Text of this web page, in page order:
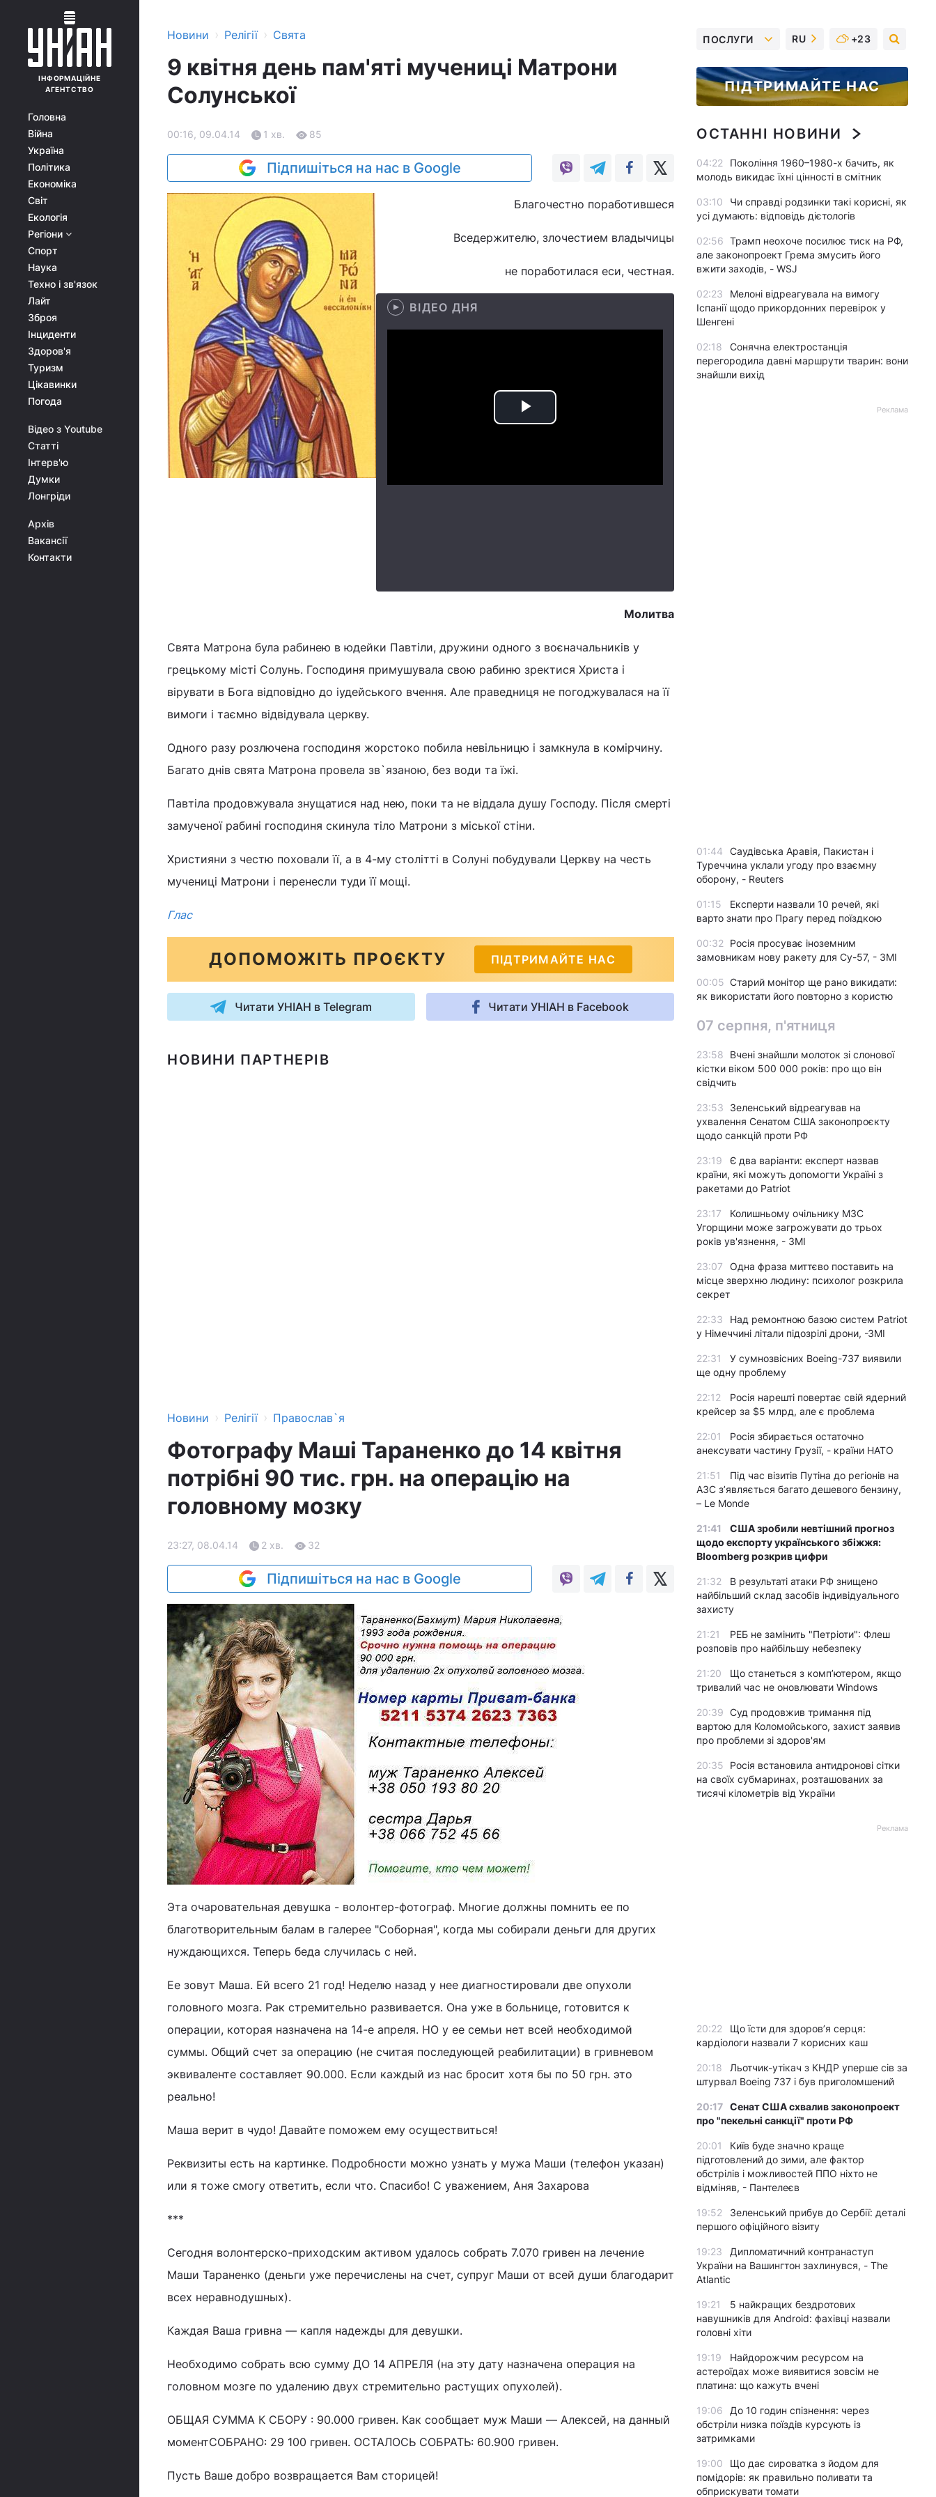
ІНФОРМАЦІЙНЕ
АГЕНТСТВО
Головна
Війна
Україна
Політика
Економіка
Світ
Екологія
Регіони
Спорт
Наука
Техно і зв'язок
Лайт
Зброя
Інциденти
Здоров'я
Туризм
Цікавинки
Погода
Відео з Youtube
Статті
Інтерв'ю
Думки
Лонгріди
Архів
Вакансії
Контакти
Новини › Релігії › Свята
9 квітня день пам'яті мучениці Матрони
Солунської
00:16, 09.04.14 1 хв. 85
Підпишіться на нас в Google
Благочестно поработившеся
Вседержителю, злочестием владычицы
не поработилася еси, честная.
ВІДЕО ДНЯ
Play
Молитва
Свята Матрона була рабинею в юдейки Павтіли, дружини одного з воєначальників у
грецькому місті Солунь. Господиня примушувала свою рабиню зректися Христа і
вірувати в Бога відповідно до іудейського вчення. Але праведниця не погоджувалася на її
вимоги і таємно відвідувала церкву.
Одного разу розлючена господиня жорстоко побила невільницю і замкнула в комірчину.
Багато днів свята Матрона провела зв`язаною, без води та їжі.
Павтіла продовжувала знущатися над нею, поки та не віддала душу Господу. Після смерті
замученої рабині господиня скинула тіло Матрони з міської стіни.
Християни з честю поховали її, а в 4-му столітті в Солуні побудували Церкву на честь
мучениці Матрони і перенесли туди її мощі.
Глас
ДОПОМОЖІТЬ ПРОЄКТУ ПІДТРИМАЙТЕ НАС
Читати УНІАН в Telegram Читати УНІАН в Facebook
НОВИНИ ПАРТНЕРІВ
Новини › Релігії › Православ`я
Фотографу Маші Тараненко до 14 квітня
потрібні 90 тис. грн. на операцію на
головному мозку
23:27, 08.04.14 2 хв. 32
Підпишіться на нас в Google
Эта очаровательная девушка - волонтер-фотограф. Многие должны помнить ее по
благотворительным балам в галерее "Соборная", когда мы собирали деньги для других
нуждающихся. Теперь беда случилась с ней.
Ее зовут Маша. Ей всего 21 год! Неделю назад у нее диагностировали две опухоли
головного мозга. Рак стремительно развивается. Она уже в больнице, готовится к
операции, которая назначена на 14-е апреля. НО у ее семьи нет всей необходимой
суммы. Общий счет за операцию (не считая последующей реабилитации) в гривневом
эквиваленте составляет 90.000. Если каждый из нас бросит хотя бы по 50 грн. это
реально!
Маша верит в чудо! Давайте поможем ему осуществиться!
Реквизиты есть на картинке. Подробности можно узнать у мужа Маши (телефон указан)
или я тоже смогу ответить, если что. Спасибо! С уважением, Аня Захарова
***
Сегодня волонтерско-приходским активом удалось собрать 7.070 гривен на лечение
Маши Тараненко (деньги уже перечислены на счет, супруг Маши от всей души благодарит
всех неравнодушных).
Каждая Ваша гривна — капля надежды для девушки.
Необходимо собрать всю сумму ДО 14 АПРЕЛЯ (на эту дату назначена операция на
головном мозге по удалению двух стремительно растущих опухолей).
ОБЩАЯ СУММА К СБОРУ : 90.000 гривен. Как сообщает муж Маши — Алексей, на данный
моментСОБРАНО: 29 100 гривен. ОСТАЛОСЬ СОБРАТЬ: 60.900 гривен.
Пусть Ваше добро возвращается Вам сторицей!
ПОСЛУГИ RU +23
ПІДТРИМАЙТЕ НАС
ОСТАННІ НОВИНИ
04:22
Покоління 1960–1980-х бачить, як
молодь викидає їхні цінності в смітник
03:10
Чи справді родзинки такі корисні, як
усі думають: відповідь дієтологів
02:56 Трамп неохоче посилює тиск на РФ,
але законопроект Грема змусить його
вжити заходів, - WSJ
02:23
Мелоні відреагувала на вимогу
Іспанії щодо прикордонних перевірок у
Шенгені
02:18
Сонячна електростанція
перегородила давні маршрути тварин: вони
знайшли вихід
Реклама
01:44
Саудівська Аравія, Пакистан і
Туреччина уклали угоду про взаємну
оборону, - Reuters
01:15
Експерти назвали 10 речей, які
варто знати про Прагу перед поїздкою
00:32
Росія просуває іноземним
замовникам нову ракету для Су-57, - ЗМІ
00:05 Старий монітор ще рано викидати:
як використати його повторно з користю
07 серпня, п'ятниця
23:58
Вчені знайшли молоток зі слонової
кістки віком 500 000 років: про що він
свідчить
23:53
Зеленський відреагував на
ухвалення Сенатом США законопроєкту
щодо санкцій проти РФ
23:19
Є два варіанти: експерт назвав
країни, які можуть допомогти Україні з
ракетами до Patriot
23:17
Колишньому очільнику МЗС
Угорщини може загрожувати до трьох
років ув'язнення, - ЗМІ
23:07
Одна фраза миттєво поставить на
місце зверхню людину: психолог розкрила
секрет
22:33
Над ремонтною базою систем Patriot
у Німеччині літали підозрілі дрони, -ЗМІ
22:31
У сумнозвісних Boeing-737 виявили
ще одну проблему
22:12
Росія нарешті повертає свій ядерний
крейсер за $5 млрд, але є проблема
22:01
Росія збирається остаточно
анексувати частину Грузії, - країни НАТО
21:51
Під час візитів Путіна до регіонів на
АЗС з’являється багато дешевого бензину,
– Le Monde
21:41
США зробили невтішний прогноз
щодо експорту українського збіжжя:
Bloomberg розкрив цифри
21:32
В результаті атаки РФ знищено
найбільший склад засобів індивідуального
захисту
21:21
РЕБ не замінить "Петріоти": Флеш
розповів про найбільшу небезпеку
21:20
Що станеться з комп’ютером, якщо
тривалий час не оновлювати Windows
20:39 Суд продовжив тримання під
вартою для Коломойського, захист заявив
про проблеми зі здоров'ям
20:35
Росія встановила антидронові сітки
на своїх субмаринах, розташованих за
тисячі кілометрів від України
Реклама
20:22
Що їсти для здоров’я серця:
кардіологи назвали 7 корисних каш
20:18
Льотчик-утікач з КНДР уперше сів за
штурвал Boeing 737 і був приголомшений
20:17 Сенат США схвалив законопроект
про "пекельні санкції" проти РФ
20:01
Київ буде значно краще
підготовлений до зими, але фактор
обстрілів і можливостей ППО ніхто не
відміняв, - Пантелеєв
19:52
Зеленський прибув до Сербії: деталі
першого офіційного візиту
19:23
Дипломатичний контранаступ
України на Вашингтон захлинувся, - The
Atlantic
19:21
5 найкращих бездротових
навушників для Android: фахівці назвали
головні хіти
19:19
Найдорожчим ресурсом на
астероїдах може виявитися зовсім не
платина: що кажуть вчені
19:06
До 10 годин спізнення: через
обстріли низка поїздів курсують із
затримками
19:00
Що дає сироватка з йодом для
помідорів: як правильно поливати та
обприскувати томати